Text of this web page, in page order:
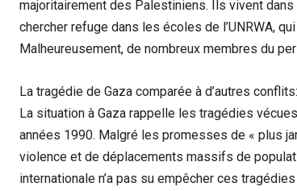
majoritairement des Palestiniens. Ils vivent
chercher refuge dans les écoles de l’UNRWA,
Malheureusement, de nombreux membres du
La tragédie de Gaza comparée à d’autres conflits:
La situation à Gaza rappelle les tragédies
années 1990. Malgré les promesses de « plus
violence et de déplacements massifs de
internationale n’a pas su empêcher ces